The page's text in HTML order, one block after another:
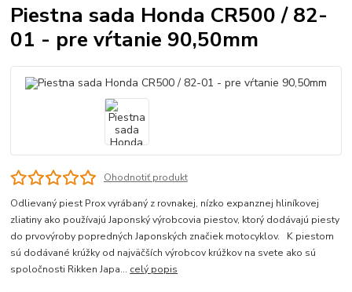
Piestna sada Honda CR500 / 82-
01 - pre vŕtanie 90,50mm
Ohodnotiť produkt
Odlievaný piest Prox vyrábaný z rovnakej, nízko expanznej hliníkovej
zliatiny ako používajú Japonský výrobcovia piestov, ktorý dodávajú piesty
do prvovýroby popredných Japonských značiek motocyklov. K piestom
sú dodávané krúžky od najväčších výrobcov krúžkov na svete ako sú
spoločnosti Rikken Japa... celý popis